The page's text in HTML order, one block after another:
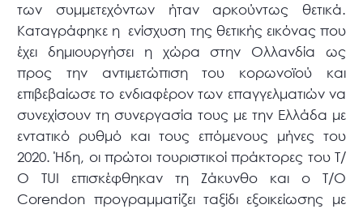
των συμμετεχόντων ήταν αρκούντως θετικά.
Καταγράφηκε η ενίσχυση της θετικής εικόνας που
έχει δημιουργήσει η χώρα στην Ολλανδία ως
προς την αντιμετώπιση του κορωνοϊού και
επιβεβαίωσε το ενδιαφέρον των επαγγελματιών να
συνεχίσουν τη συνεργασία τους με την Ελλάδα με
εντατικό ρυθμό και τους επόμενους μήνες του
2020. Ήδη, οι πρώτοι τουριστικοί πράκτορες του Τ/
Ο TUI επισκέφθηκαν τη Ζάκυνθο και ο Τ/Ο
Corendon προγραμματίζει ταξίδι εξοικείωσης με